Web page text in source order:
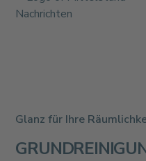
Glanz für Ihre